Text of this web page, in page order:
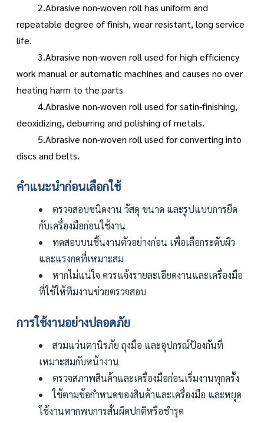
2.Abrasive non-woven roll has uniform and
repeatable degree of finish, wear resistant, long service
life.
3.Abrasive non-woven roll used for high efficiency
work manual or automatic machines and causes no over
heating harm to the parts
4.Abrasive non-woven roll used for satin-finishing,
deoxidizing, deburring and polishing of metals.
5.Abrasive non-woven roll used for converting into
discs and belts.
คำแนะนำก่อนเลือกใช้
ตรวจสอบชนิดงาน วัสดุ ขนาด และรูปแบบการยึด
กับเครื่องมือก่อนใช้งาน
ทดสอบบนชิ้นงานตัวอย่างก่อน เพื่อเลือกระดับผิว
และแรงกดที่เหมาะสม
หากไม่แน่ใจ ควรแจ้งรายละเอียดงานและเครื่องมือ
ที่ใช้ให้ทีมงานช่วยตรวจสอบ
การใช้งานอย่างปลอดภัย
สวมแว่นตานิรภัย ถุงมือ และอุปกรณ์ป้องกันที่
เหมาะสมกับหน้างาน
ตรวจสภาพสินค้าและเครื่องมือก่อนเริ่มงานทุกครั้ง
ใช้ตามข้อกำหนดของสินค้าและเครื่องมือ และหยุด
ใช้งานหากพบการสั่นผิดปกติหรือชำรุด